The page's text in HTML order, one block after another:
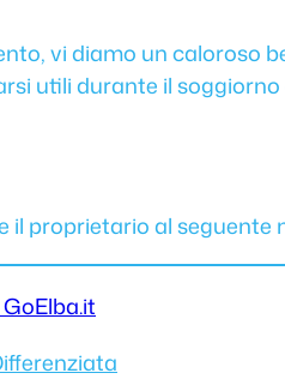
vi diamo un caloroso
utili durante il
proprietario al seguente